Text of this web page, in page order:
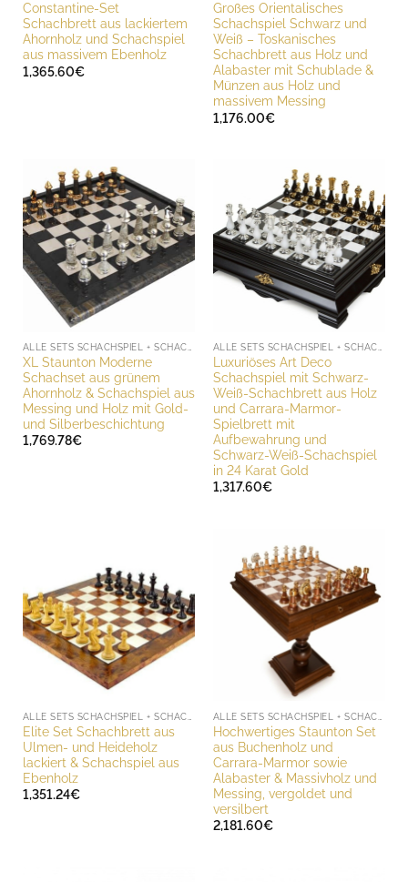
Constantine-Set
Schachbrett aus lackiertem
Ahornholz und Schachspiel
aus massivem Ebenholz
1,365.60€
Großes Orientalisches
Schachspiel Schwarz und
Weiß – Toskanisches
Schachbrett aus Holz und
Alabaster mit Schublade &
Münzen aus Holz und
massivem Messing
1,176.00€
XL Staunton Moderne
Schachset aus grünem
Ahornholz & Schachspiel aus
Messing und Holz mit Gold-
und Silberbeschichtung
1,769.78€
Luxuriöses Art Deco
Schachspiel mit Schwarz-
Weiß-Schachbrett aus Holz
und Carrara-Marmor-
Spielbrett mit
Aufbewahrung und
Schwarz-Weiß-Schachspiel
in 24 Karat Gold
1,317.60€
Elite Set Schachbrett aus
Ulmen- und Heideholz
lackiert & Schachspiel aus
Ebenholz
1,351.24€
Hochwertiges Staunton Set
aus Buchenholz und
Carrara-Marmor sowie
Alabaster & Massivholz und
Messing, vergoldet und
versilbert
2,181.60€